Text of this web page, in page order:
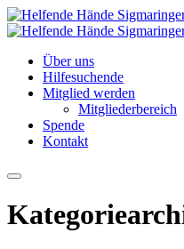
Über uns
Hilfesuchende
Mitglied werden
Mitgliederbereich
Spende
Kontakt
Hauptmenü